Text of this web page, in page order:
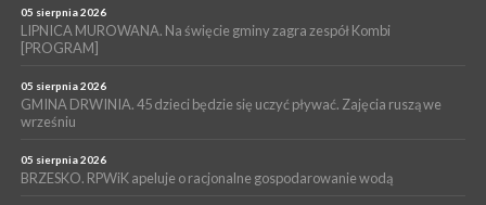
unieważnienia uchwały o nieudzieleniu absolutorium dla
Magdaleny Łacnej [WIDEO]
05 sierpnia 2026
LIPNICA MUROWANA. Na święcie gminy zagra zespół Kombi
[PROGRAM]
05 sierpnia 2026
GMINA DRWINIA. 45 dzieci będzie się uczyć pływać. Zajęcia ruszą we
wrześniu
05 sierpnia 2026
BRZESKO. RPWiK apeluje o racjonalne gospodarowanie wodą